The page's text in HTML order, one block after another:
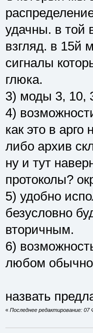
удачны. в той
взгляд. в 15й
сигналы
глюка.
3) моды 3, 10,
4)
как это в
либо архив
ну и тут
протоколы?
5) удобно
безусловно
вторичным.
6)
любом
назвать
« Последнее редактирование: 07